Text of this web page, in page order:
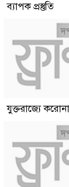
ব্যাপক প্রস্তুতি
যুক্তরাজ্যে